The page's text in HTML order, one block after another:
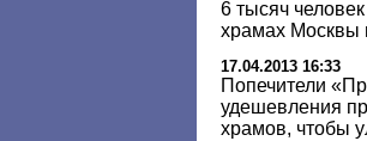
6 тысяч
храмах Москвы
17.04.2013 16:33
Попечители
удешевления
храмов, чтобы